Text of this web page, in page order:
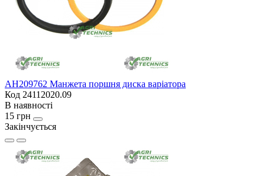
AH209762 Манжета поршня диска варіатора
Код 24112020.09
В наявності
15 грн
Закінчується